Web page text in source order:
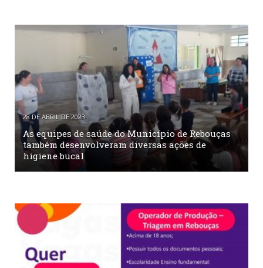
28 DE ABRIL DE 2023
As equipes de saúde do Município de Rebouças
também desenvolveram diversas ações de
higiene bucal